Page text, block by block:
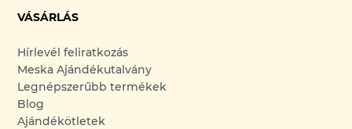
VÁSÁRLÁS
Hírlevél feliratkozás
Meska Ajándékutalvány
Legnépszerűbb termékek
Blog
Ajándékötletek